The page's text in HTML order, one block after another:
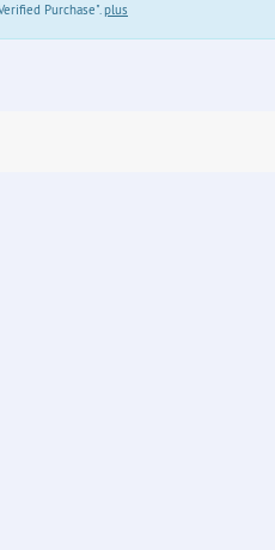
Purchase".plus